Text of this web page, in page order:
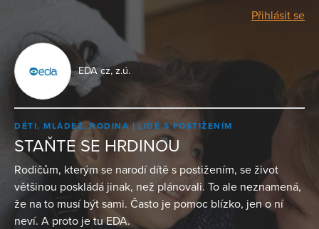
Přihlásit se
EDA cz, z.ú.
DĚTI, MLÁDEŽ, RODINA LIDÉ S POSTIŽENÍM
STAŇTE SE HRDINOU
Rodičům, kterým se narodí dítě s postižením, se život
většinou poskládá jinak, než plánovali. To ale neznamená,
že na to musí být sami. Často je pomoc blízko, jen o ní
neví. A proto je tu EDA.